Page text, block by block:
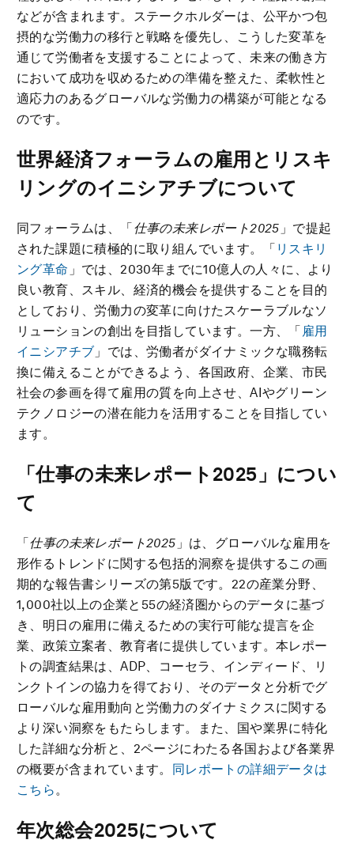
などが含まれます。ステークホルダーは、公平かつ包
摂的な労働力の移行と戦略を優先し、こうした変革を
通じて労働者を支援することによって、未来の働き方
において成功を収めるための準備を整えた、柔軟性と
適応力のあるグローバルな労働力の構築が可能となる
のです。
世界経済フォーラムの雇用とリスキ
リングのイニシアチブについて
同フォーラムは、「 仕事の未来レポート2025 」で提起
された課題に積極的に取り組んでいます。「 リスキリ
ング革命 」では、2030年までに10億人の人々に、より
良い教育、スキル、経済的機会を提供することを目的
としており、労働力の変革に向けたスケーラブルなソ
リューションの創出を目指しています。一方、「 雇用
イニシアチブ 」では、労働者がダイナミックな職務転
換に備えることができるよう、各国政府、企業、市民
社会の参画を得て雇用の質を向上させ、AIやグリーン
テクノロジーの潜在能力を活用することを目指してい
ます。
「仕事の未来レポート 2025 」につい
て
「仕事の未来レポート2025 」は、グローバルな雇用を
形作るトレンドに関する包括的洞察を提供するこの画
期的な報告書シリーズの第5版です。22の産業分野、
1,000社以上の企業と55の経済圏からのデータに基づ
き、明日の雇用に備えるための実行可能な提言を企
業、政策立案者、教育者に提供しています。本レポー
トの調査結果は、ADP、コーセラ、インディード、リ
ンクトインの協力を得ており、そのデータと分析でグ
ローバルな雇用動向と労働力のダイナミクスに関する
より深い洞察をもたらします。また、国や業界に特化
した詳細な分析と、2ページにわたる各国および各業界
の概要が含まれています。 同レポートの詳細データは
こちら。
年次総会2025について